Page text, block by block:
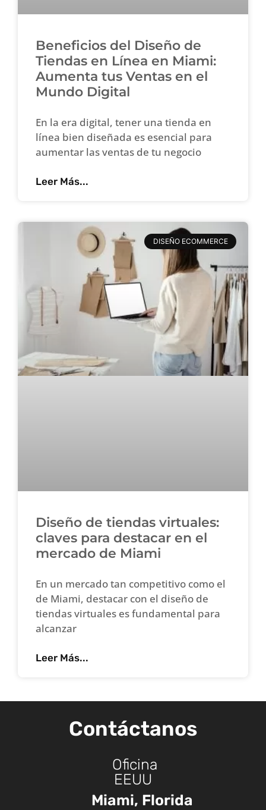
Beneficios del Diseño de
Tiendas en Línea en Miami:
Aumenta tus Ventas en el
Mundo Digital
En la era digital, tener una tienda en
línea bien diseñada es esencial para
aumentar las ventas de tu negocio
Leer Más...
DISEÑO ECOMMERCE
Diseño de tiendas virtuales:
claves para destacar en el
mercado de Miami
En un mercado tan competitivo como el
de Miami, destacar con el diseño de
tiendas virtuales es fundamental para
alcanzar
Leer Más...
Contáctanos
Oficina
EEUU
Miami, Florida